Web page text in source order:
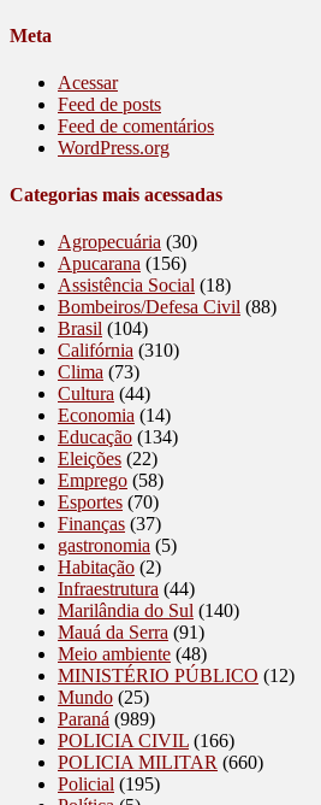
Meta
Acessar
Feed de posts
Feed de comentários
WordPress.org
Categorias mais acessadas
Agropecuária (30)
Apucarana (156)
Assistência Social (18)
Bombeiros/Defesa Civil (88)
Brasil (104)
Califórnia (310)
Clima (73)
Cultura (44)
Economia (14)
Educação (134)
Eleições (22)
Emprego (58)
Esportes (70)
Finanças (37)
gastronomia (5)
Habitação (2)
Infraestrutura (44)
Marilândia do Sul (140)
Mauá da Serra (91)
Meio ambiente (48)
MINISTÉRIO PÚBLICO (12)
Mundo (25)
Paraná (989)
POLICIA CIVIL (166)
POLICIA MILITAR (660)
Policial (195)